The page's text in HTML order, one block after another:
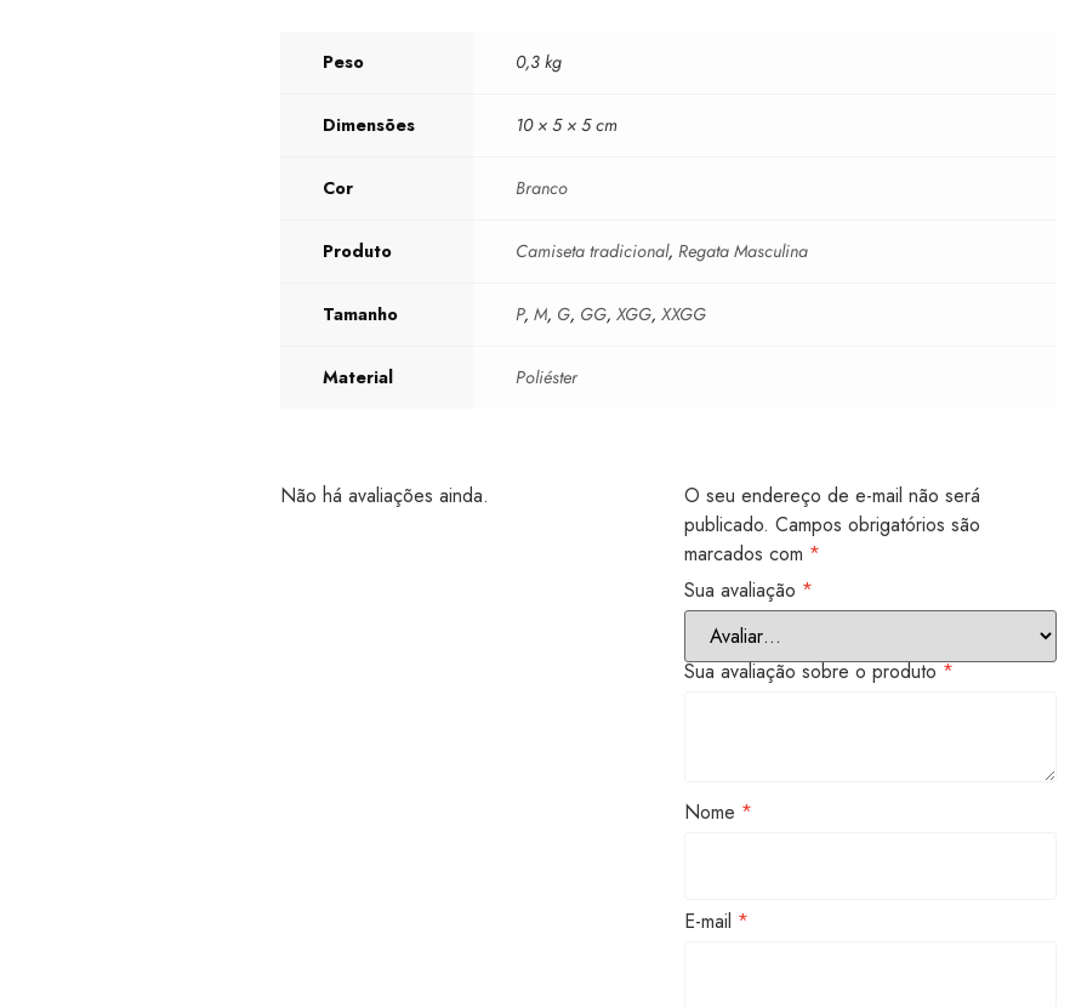
Peso 0,3 kg
Dimensões 10 × 5 × 5 cm
Cor Branco
Produto Camiseta tradicional,Regata Masculina
Tamanho P,M, G, GG,XGG,XXGG
Material Poliéster
Não há avaliações ainda.
O seu endereço de e-mail não será
publicado. Campos obrigatórios são
marcados com *
Sua avaliação *
Sua avaliação sobre o produto*
Nome *
E-mail *